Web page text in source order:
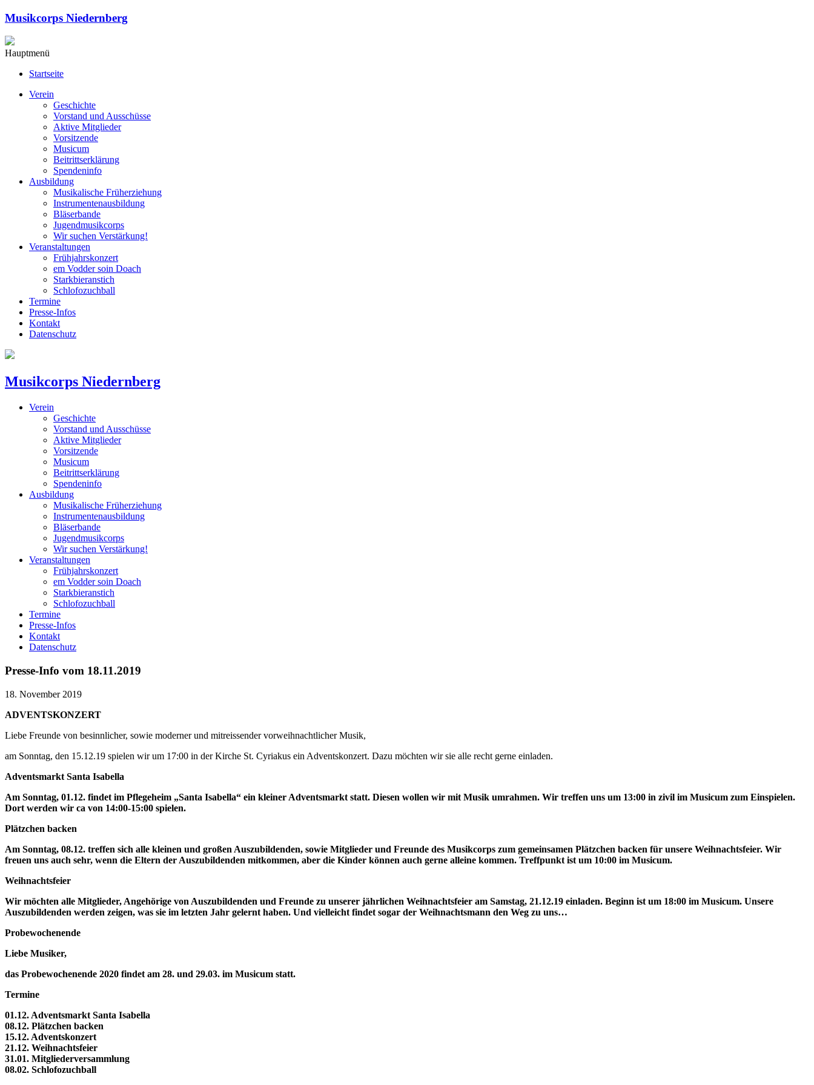
Musikcorps Niedernberg
Hauptmenü
Startseite
Verein
Geschichte
Vorstand und Ausschüsse
Aktive Mitglieder
Vorsitzende
Musicum
Beitrittserklärung
Spendeninfo
Ausbildung
Musikalische Früherziehung
Instrumentenausbildung
Bläserbande
Jugendmusikcorps
Wir suchen Verstärkung!
Veranstaltungen
Frühjahrskonzert
em Vodder soin Doach
Starkbieranstich
Schlofozuchball
Termine
Presse-Infos
Kontakt
Datenschutz
Musikcorps Niedernberg
Verein
Geschichte
Vorstand und Ausschüsse
Aktive Mitglieder
Vorsitzende
Musicum
Beitrittserklärung
Spendeninfo
Ausbildung
Musikalische Früherziehung
Instrumentenausbildung
Bläserbande
Jugendmusikcorps
Wir suchen Verstärkung!
Veranstaltungen
Frühjahrskonzert
em Vodder soin Doach
Starkbieranstich
Schlofozuchball
Termine
Presse-Infos
Kontakt
Datenschutz
Presse-Info vom 18.11.2019
18. November 2019
ADVENTSKONZERT
Liebe Freunde von besinnlicher, sowie moderner und mitreissender vorweihnachtlicher Musik,
am Sonntag, den 15.12.19 spielen wir um 17:00 in der Kirche St. Cyriakus ein Adventskonzert. Dazu möchten wir sie alle recht gerne einladen.
Adventsmarkt Santa Isabella
Am Sonntag, 01.12. findet im Pflegeheim „Santa Isabella“ ein kleiner Adventsmarkt statt. Diesen wollen wir mit Musik umrahmen. Wir treffen uns um 13:00 in zivil im Musicum zum Einspielen.
Dort werden wir ca von 14:00-15:00 spielen.
Plätzchen backen
Am Sonntag, 08.12. treffen sich alle kleinen und großen Auszubildenden, sowie Mitglieder und Freunde des Musikcorps zum gemeinsamen Plätzchen backen für unsere Weihnachtsfeier. Wir
freuen uns auch sehr, wenn die Eltern der Auszubildenden mitkommen, aber die Kinder können auch gerne alleine kommen. Treffpunkt ist um 10:00 im Musicum.
Weihnachtsfeier
Wir möchten alle Mitglieder, Angehörige von Auszubildenden und Freunde zu unserer jährlichen Weihnachtsfeier am Samstag, 21.12.19 einladen. Beginn ist um 18:00 im Musicum. Unsere
Auszubildenden werden zeigen, was sie im letzten Jahr gelernt haben. Und vielleicht findet sogar der Weihnachtsmann den Weg zu uns…
Probewochenende
Liebe Musiker,
das Probewochenende 2020 findet am 28. und 29.03. im Musicum statt.
Termine
01.12. Adventsmarkt Santa Isabella
08.12. Plätzchen backen
15.12. Adventskonzert
21.12. Weihnachtsfeier
31.01. Mitgliederversammlung
08.02. Schlofozuchball